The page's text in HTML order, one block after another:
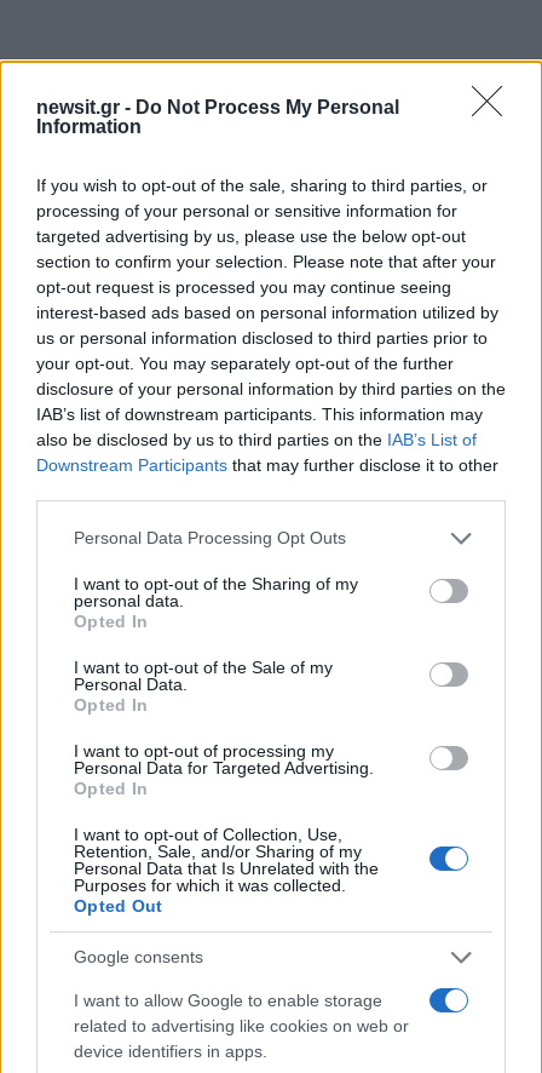
newsit.gr - Do Not Process My Personal
Information
If you wish to opt-out of the sale, sharing to third parties, or
processing of your personal or sensitive information for
targeted advertising by us, please use the below opt-out
section to confirm your selection. Please note that after your
opt-out request is processed you may continue seeing
interest-based ads based on personal information utilized by
us or personal information disclosed to third parties prior to
your opt-out. You may separately opt-out of the further
disclosure of your personal information by third parties on the
IAB’s list of downstream participants. This information may
also be disclosed by us to third parties on the IAB’s List of
Downstream Participants that may further disclose it to other
Please note that this website/app uses one or more Google
not limited to your visit or usage behaviour. You may click to
grant or deny consent to Google and its third-party tags to
use your data for below specified purposes in below Google
consent section.
Personal Data Processing Opt Outs
I want to opt-out of the Sharing of my
personal data.
Opted In
I want to opt-out of the Sale of my
Personal Data.
Opted In
I want to opt-out of processing my
Personal Data for Targeted Advertising.
Opted In
I want to opt-out of Collection, Use,
Retention, Sale, and/or Sharing of my
Personal Data that Is Unrelated with the
Purposes for which it was collected.
Opted Out
Google consents
I want to allow Google to enable storage
related to advertising like cookies on web or
device identifiers in apps.
Σχόλια
2000 /2000
Όροι Χρήσης . Το site προστατεύεται από reCAPTCHA, ισχύουν
Media
ΝΙΚΟΣ ΑΠΟΣΤΟΛΟΠΟΥΛΟΣ
Νέο βίντεο με τον
Μοτζτάμπα Χαμενεΐ ενώ
φουντώνουν οι φήμες για
το αν βρίσκεται στη ζωή
Μετέτρεψαν το
Σαρακήνικο της
ελικοδρόμιο –
το ελικόπτερο τους
κάνουν μπάνιο